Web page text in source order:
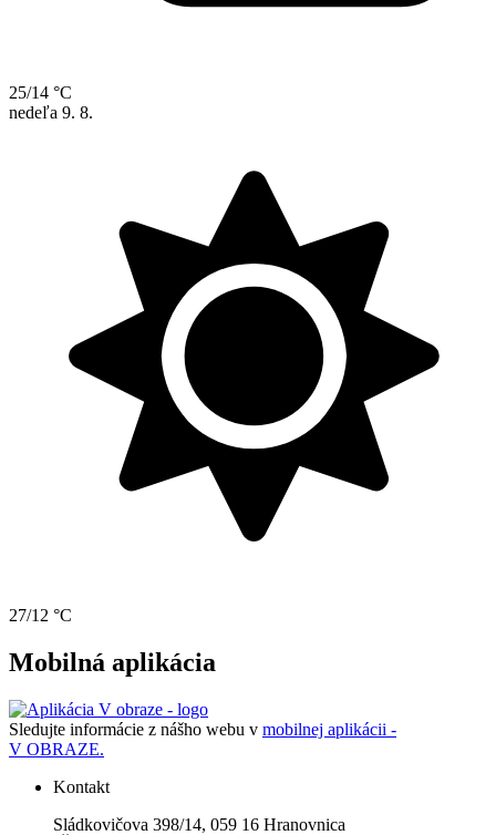
25/14 °C
nedeľa 9. 8.
27/12 °C
Mobilná aplikácia
Sledujte informácie z nášho webu v mobilnej aplikácii -
V OBRAZE.
Kontakt
Sládkovičova 398/14, 059 16 Hranovnica